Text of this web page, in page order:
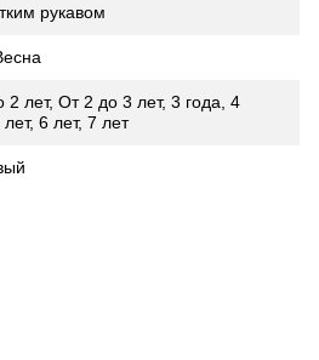
рукавом
2 лет, От 2 до 3 лет, 3 года 4
лет, 6 лет, 7 лет